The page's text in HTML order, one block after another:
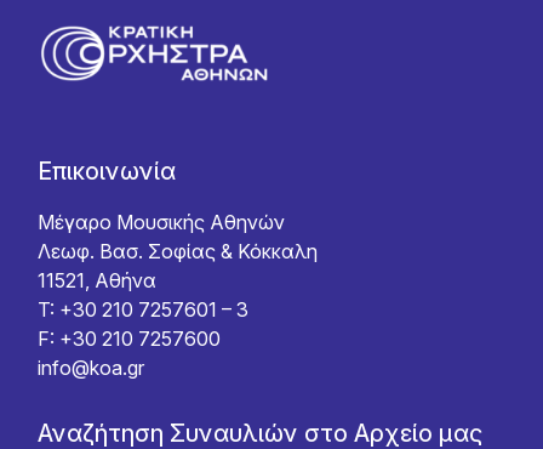
Επικοινωνία
Μέγαρο Μουσικής Αθηνών
Λεωφ. Βασ. Σοφίας & Κόκκαλη
11521, Αθήνα
T: +30 210 7257601 – 3
F: +30 210 7257600
info@koa.gr
Αναζήτηση Συναυλιών στο Αρχείο μας